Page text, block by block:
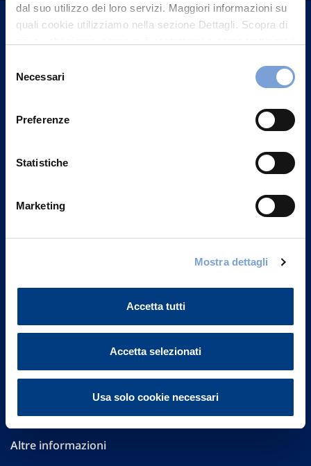
dal suo utilizzo dei loro servizi. Maggiori informazioni su
quali cookie utilizziamo nella sezione Dettagli. Scopra di
può trovare nel footer del sito nella sezione "Informativa
delNecessari
Preferenze
Statistiche
Marketing
Mostra dettagli
Accetta tutti
Accetta selezionati
Usa solo cookie necessari
un nostro Agente.
Contattaci
Governance
Investor Relations
Altre informazioni